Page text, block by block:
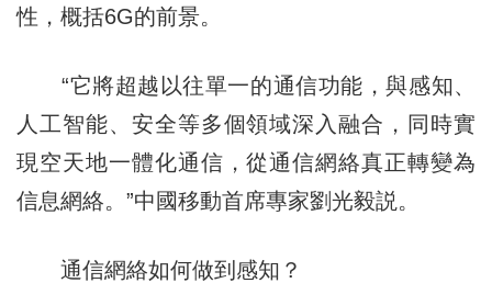
性，概括6G的前景。
“它將超越以往單一的通信功能，與感知、
人工智能、安全等多個領域深入融合，同時實
現空天地一體化通信，從通信網絡真正轉變為
信息網絡。”中國移動首席專家劉光毅説。
通信網絡如何做到感知？